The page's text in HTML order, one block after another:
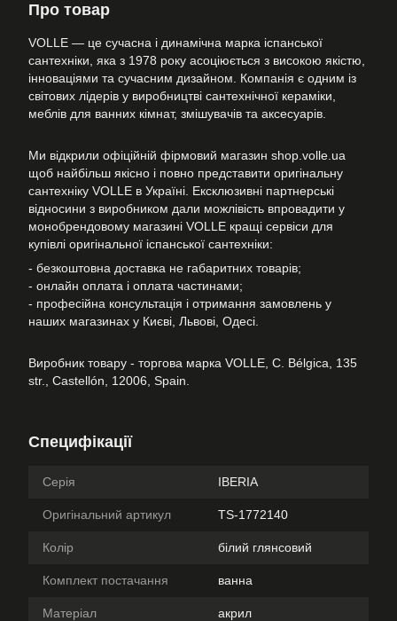
Про товар
VOLLE — це сучасна і динамічна марка іспанської
сантехніки, яка з 1978 року асоціюється з високою якістю,
інноваціями та сучасним дизайном. Компанія є одним із
світових лідерів у виробництві сантехнічної кераміки,
меблів для ванних кімнат, змішувачів та аксесуарів.
Ми відкрили офіційній фірмовий магазин shop.volle.ua
щоб найбільш якісно і повно представити оригінальну
сантехніку VOLLE в Україні. Ексклюзивні партнерські
відносини з виробником дали можлівість впровадити у
монобрендовому магазині VOLLE кращі сервіси для
купівлі оригінальної іспанської сантехніки:
- безкоштовна доставка не габаритних товарів;
- онлайн оплата і оплата частинами;
- професійна консультація і отримання замовлень у
наших магазинах у Києві, Львові, Одесі.
Виробник товару - торгова марка VOLLE, C. Bélgica, 135
str., Castellón, 12006, Spain.
Специфікації
Серія IBERIA
Оригінальний артикул TS-1772140
Колір білий глянсовий
Комплект постачання ванна
Матеріал акрил